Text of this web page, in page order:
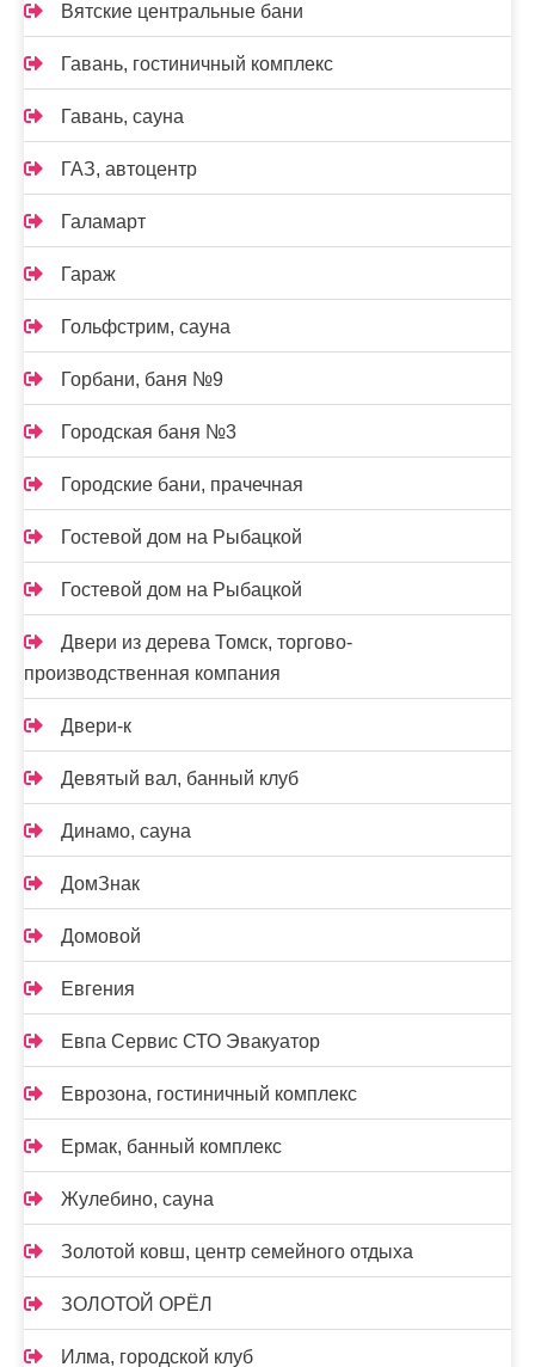
Вятские центральные бани
Гавань, гостиничный комплекс
Гавань, сауна
ГАЗ, автоцентр
Галамарт
Гараж
Гольфстрим, сауна
Горбани, баня №9
Городская баня №3
Городские бани, прачечная
Гостевой дом на Рыбацкой
Гостевой дом на Рыбацкой
Двери из дерева Томск, торгово-
производственная компания
Двери-к
Девятый вал, банный клуб
Динамо, сауна
ДомЗнак
Домовой
Евгения
Евпа Сервис СТО Эвакуатор
Еврозона, гостиничный комплекс
Ермак, банный комплекс
Жулебино, сауна
Золотой ковш, центр семейного отдыха
ЗОЛОТОЙ ОРЁЛ
Илма, городской клуб